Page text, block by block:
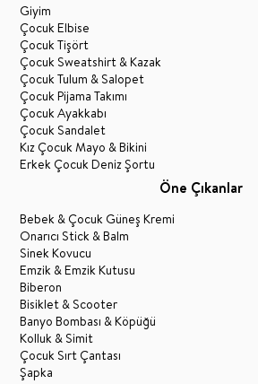
Giyim
Çocuk Elbise
Çocuk Tişört
Çocuk Sweatshirt & Kazak
Çocuk Tulum & Salopet
Çocuk Pijama Takımı
Çocuk Ayakkabı
Çocuk Sandalet
Kız Çocuk Mayo & Bikini
Erkek Çocuk Deniz Şortu
Öne Çıkanlar
Bebek & Çocuk Güneş Kremi
Onarıcı Stick & Balm
Sinek Kovucu
Emzik & Emzik Kutusu
Biberon
Bisiklet & Scooter
Banyo Bombası & Köpüğü
Kolluk & Simit
Çocuk Sırt Çantası
Şapka